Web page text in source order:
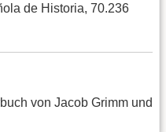
de Historia, 70.236
von Jacob Grimm und